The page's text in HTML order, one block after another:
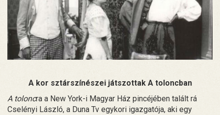
A kor sztárszínészei játszottak A toloncban
A toloncra a New York-i Magyar Ház pincéjében talált rá
Cselényi László, a Duna Tv egykori igazgatója, aki egy